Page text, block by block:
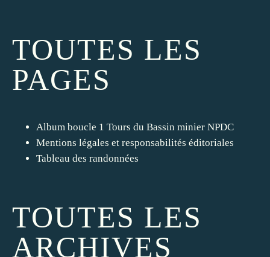
TOUTES LES
PAGES
Album boucle 1 Tours du Bassin minier NPDC
Mentions légales et responsabilités éditoriales
Tableau des randonnées
TOUTES LES
ARCHIVES